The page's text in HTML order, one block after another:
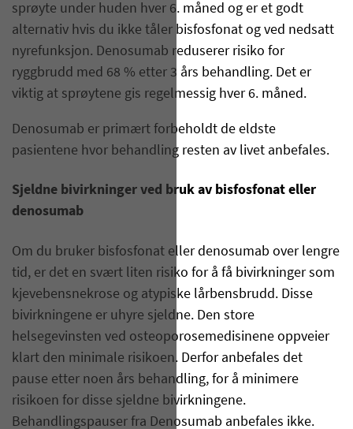
sprøyte under huden hver 6. måned og er et godt
alternativ hvis du ikke tåler bisfosfonat og ved nedsatt
nyrefunksjon. Denosumab reduserer risiko for
ryggbrudd med 68 % etter 3 års behandling. Det er
viktig at sprøytene gis regelmessig hver 6. måned.
Denosumab er primært forbeholdt de eldste
pasientene hvor behandling resten av livet anbefales.
Sjeldne bivirkninger ved bruk av bisfosfonat eller
denosumab
Om du bruker bisfosfonat eller denosumab over lengre
tid, er det en svært liten risiko for å få bivirkninger som
kjevebensnekrose og atypiske lårbensbrudd. Disse
bivirkningene er uhyre sjeldne. Den store
helsegevinsten ved osteoporosemedisinene oppveier
klart den minimale risikoen. Derfor anbefales det
pause etter noen års behandling, for å minimere
risikoen for disse sjeldne bivirkningene.
Behandlingspauser fra Denosumab anbefales ikke.